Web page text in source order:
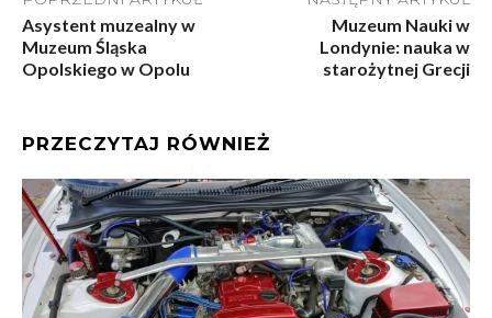
Asystent muzealny w
Muzeum Śląska
Opolskiego w Opolu
Muzeum Nauki w
Londynie: nauka w
starożytnej Grecji
PRZECZYTAJ RÓWNIEŻ